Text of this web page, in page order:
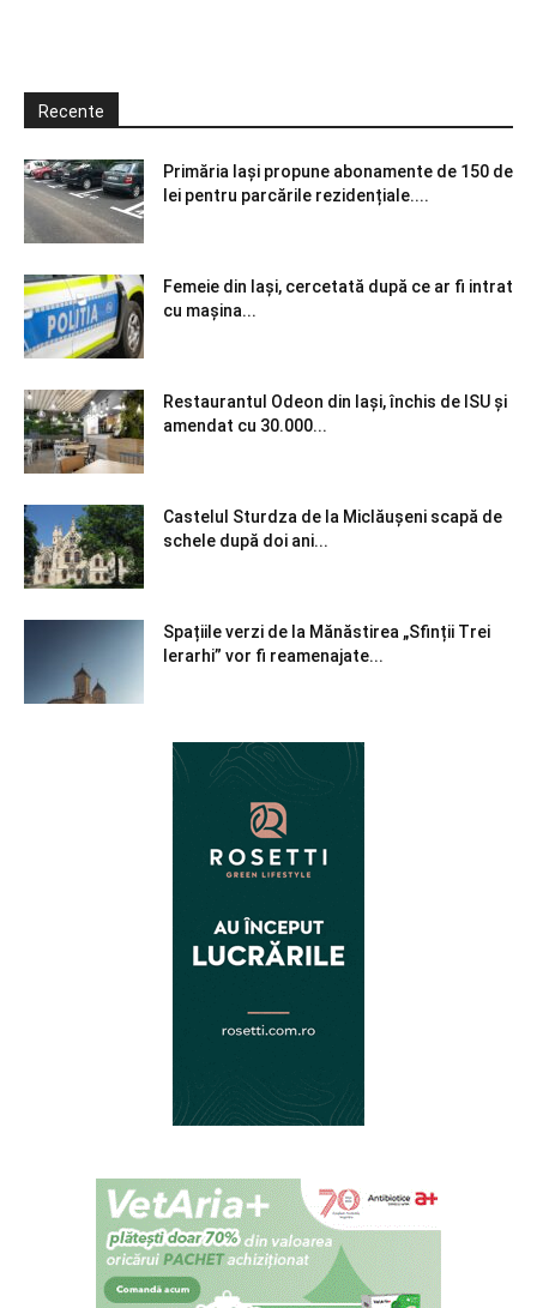
Recente
Primăria Iași propune abonamente de 150 de
lei pentru parcările rezidențiale....
Femeie din Iași, cercetată după ce ar fi intrat
cu mașina...
Restaurantul Odeon din Iași, închis de ISU și
amendat cu 30.000...
Castelul Sturdza de la Miclăușeni scapă de
schele după doi ani...
Spațiile verzi de la Mănăstirea „Sfinții Trei
Ierarhi” vor fi reamenajate...